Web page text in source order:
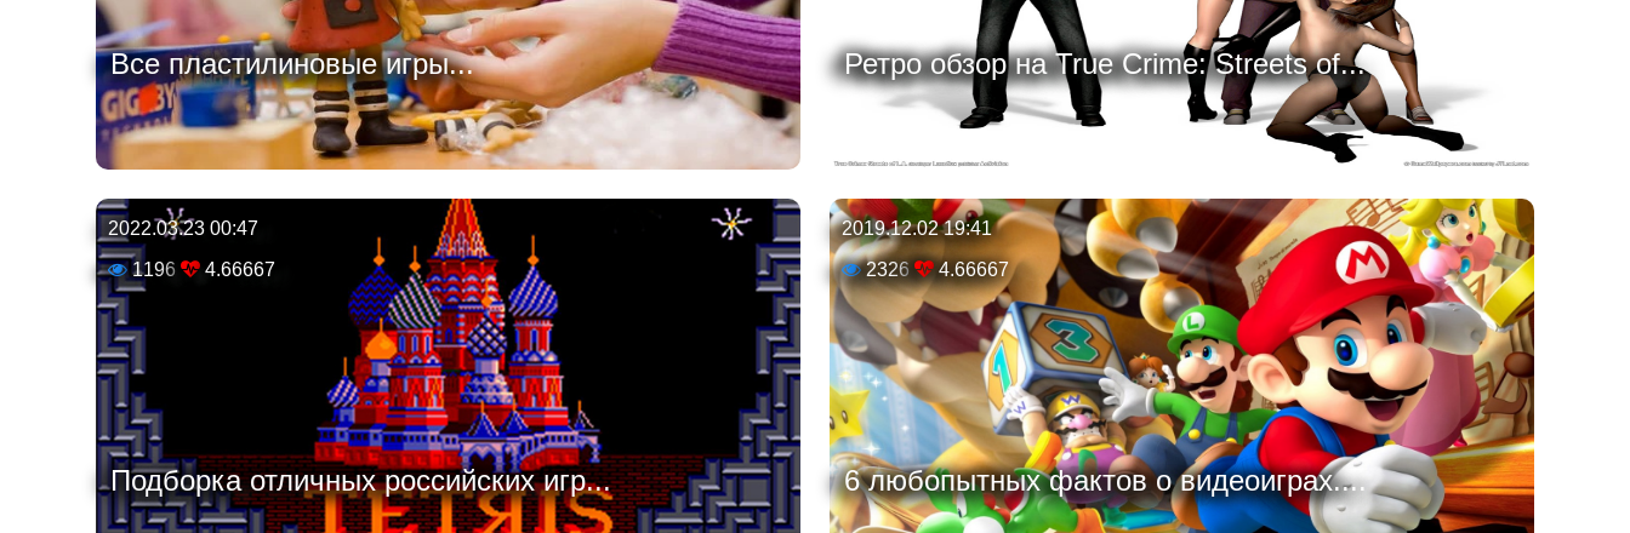
Все пластилиновые игры... Ретро обзор на True Crime: Streets of...
2022.03.23 00:47
1196
4.66667
Подборка отличных российских игр...
2019.12.02 19:41
2326
4.66667
6 любопытных фактов о видеоиграх....